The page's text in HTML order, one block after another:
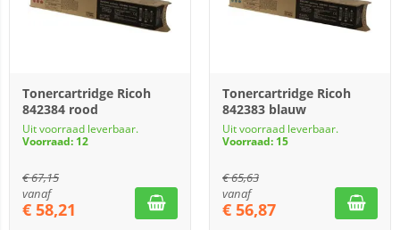
Tonercartridge Ricoh
842384 rood
Uit voorraad leverbaar.
Voorraad: 12
€67,15
vanaf
€ 58,21
Tonercartridge Ricoh
842383 blauw
Uit voorraad leverbaar.
Voorraad: 15
€65,63
vanaf
€ 56,87